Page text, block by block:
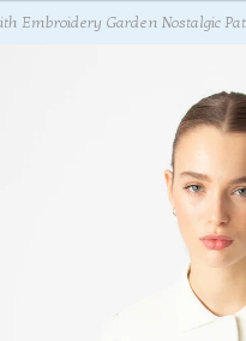
Embroidery Garden Nostalgic